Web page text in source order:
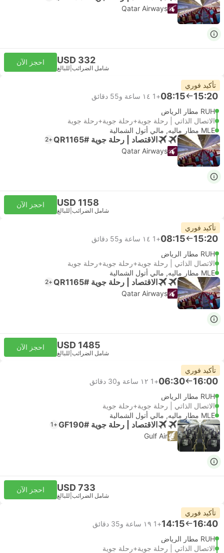
Qatar Airways
USD 332
شامل الضرائب للبالغ
احجز الآن
تأكيد فوري
15:20
08:15
+1
١٤ ساعة و‫55 دقائق
RUH مطار الرياض
الاتصال الذاتي | رحلة جوية+رحلة جوية+رحلة جوية
MLE مطار ماليه, مالي أتول الشمالية
الاقتصاد | رحلة جوية #QR1165 +2
Qatar Airways
USD 1158
شامل الضرائب للبالغ
احجز الآن
تأكيد فوري
15:20
08:15
+1
١٤ ساعة و‫55 دقائق
RUH مطار الرياض
الاتصال الذاتي | رحلة جوية+رحلة جوية+رحلة جوية
MLE مطار ماليه, مالي أتول الشمالية
الاقتصاد | رحلة جوية #QR1165 +2
Qatar Airways
USD 1485
شامل الضرائب للبالغ
احجز الآن
تأكيد فوري
16:00
06:30
+1
١٢ ساعة و‫30 دقائق
RUH مطار الرياض
الاتصال الذاتي | رحلة جوية+رحلة جوية
MLE مطار ماليه, مالي أتول الشمالية
الاقتصاد | رحلة جوية #GF190 +1
Gulf Air
USD 733
شامل الضرائب للبالغ
احجز الآن
تأكيد فوري
16:40
14:15
+1
١٩ ساعة و‫35 دقائق
RUH مطار الرياض
الاتصال الذاتي | رحلة جوية+رحلة جوية